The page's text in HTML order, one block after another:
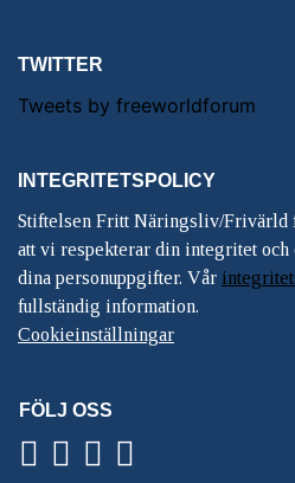
TWITTER
Tweets by freeworldforum
INTEGRITETSPOLICY
Stiftelsen Fritt Näringsliv/Frivärld
att vi respekterar din integritet
dina personuppgifter. Vår
fullständig information.
Cookieinställningar
FÖLJ OSS